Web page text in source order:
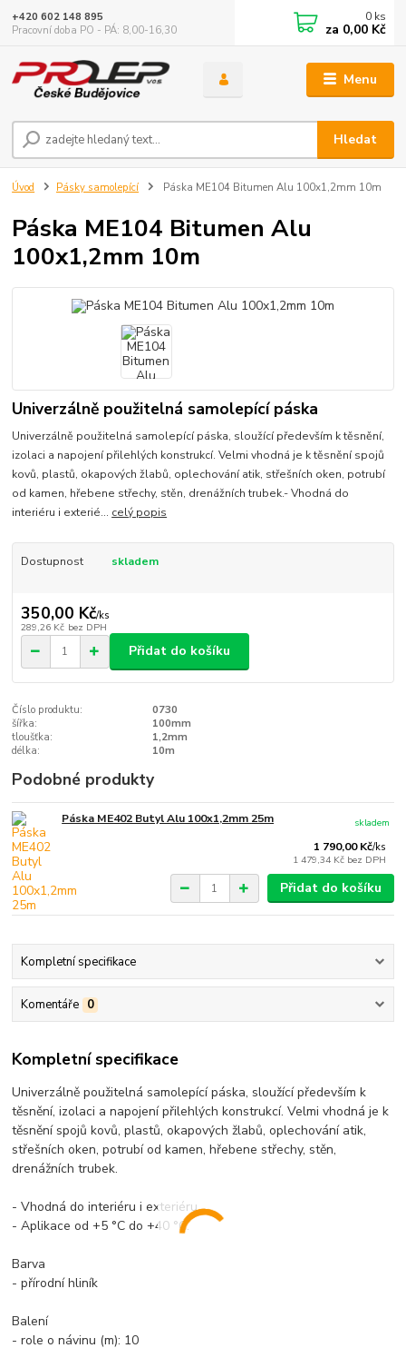
Menu
Hledat
+420 602 148 895
Pracovní doba PO - PÁ: 8,00-16,30
0 ks
za 0,00 Kč
Úvod Pásky samolepící Páska ME104 Bitumen Alu 100x1,2mm 10m
Páska ME104 Bitumen Alu
100x1,2mm 10m
Univerzálně použitelná samolepící páska
Univerzálně použitelná samolepící páska, sloužící především k těsnění,
izolaci a napojení přilehlých konstrukcí. Velmi vhodná je k těsnění spojů
kovů, plastů, okapových žlabů, oplechování atik, střešních oken, potrubí
od kamen, hřebene střechy, stěn, drenážních trubek.- Vhodná do
interiéru i exterié... celý popis
Dostupnost skladem
350,00 Kč/ks
289,26 Kč bez DPH
Přidat do košíku
Číslo produktu:
0730
šířka:
100mm
tloušťka:
1,2mm
délka:
10m
Podobné produkty
Páska ME402 Butyl Alu 100x1,2mm 25m
1 790,00 Kč/ks
1 479,34 Kč bez DPH
skladem
Přidat do košíku
Kompletní specifikace
Komentáře 0
Kompletní specifikace
Univerzálně použitelná samolepící páska, sloužící především k
těsnění, izolaci a napojení přilehlých konstrukcí. Velmi vhodná je k
těsnění spojů kovů, plastů, okapových žlabů, oplechování atik,
střešních oken, potrubí od kamen, hřebene střechy, stěn,
drenážních trubek.
- Vhodná do interiéru i exteriéru.
- Aplikace od +5 °C do +40 °C.
Barva
- přírodní hliník
Balení
- role o návinu (m): 10